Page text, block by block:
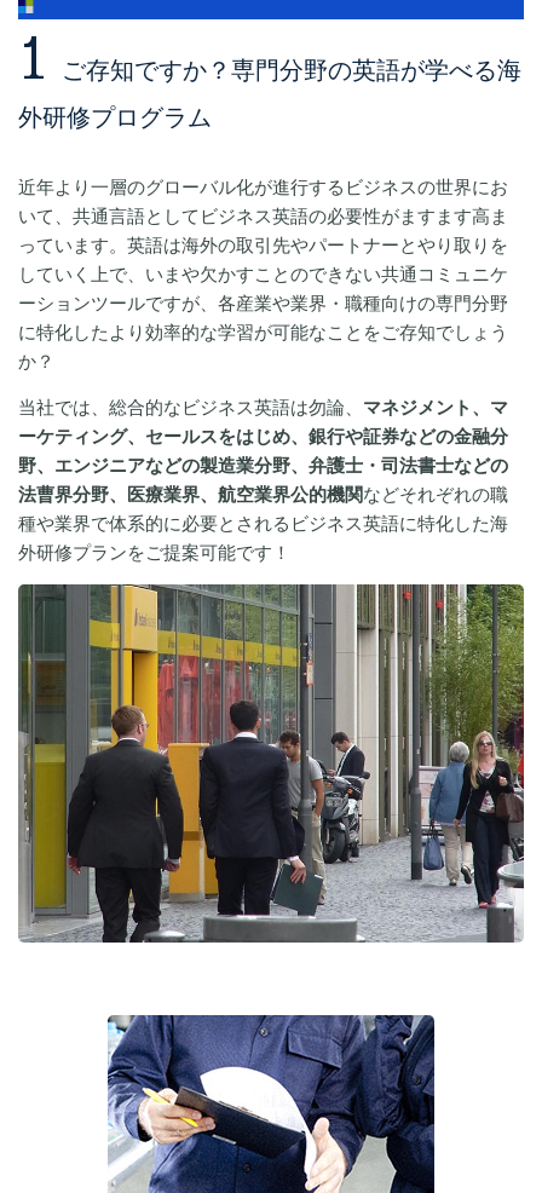
1
ご存知ですか？専門分野の英語が学べる海
外研修プログラム
近年より一層のグローバル化が進行するビジネスの世界にお
いて、共通言語としてビジネス英語の必要性がますます高ま
っています。英語は海外の取引先やパートナーとやり取りを
していく上で、いまや欠かすことのできない共通コミュニケ
ーションツールですが、各産業や業界・職種向けの専門分野
に特化したより効率的な学習が可能なことをご存知でしょう
か？
当社では、総合的なビジネス英語は勿論、 マネジメント、マ
ーケティング、セールスをはじめ、銀行や証券などの金融分
野、エンジニアなどの製造業分野、弁護士・司法書士などの
法曹界分野、医療業界、航空業界公的機関などそれぞれの職
種や業界で体系的に必要とされるビジネス英語に特化した海
外研修プランをご提案可能です！